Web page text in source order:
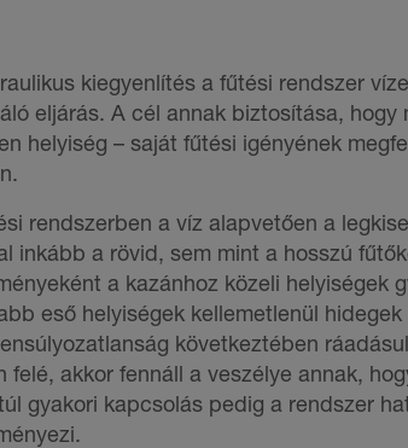
kiegyenlítés a fűtési rendszer
eljárás. A cél annak biztosítása, hogy
helyiség – saját fűtési igényének
rendszerben a víz alapvetően a
inkább a rövid, sem mint a hosszú
a kazánhoz közeli helyiségek
eső helyiségek kellemetlenül
következtében
felé, akkor fennáll a veszélye annak,
gyakori kapcsolás pedig a rendszer